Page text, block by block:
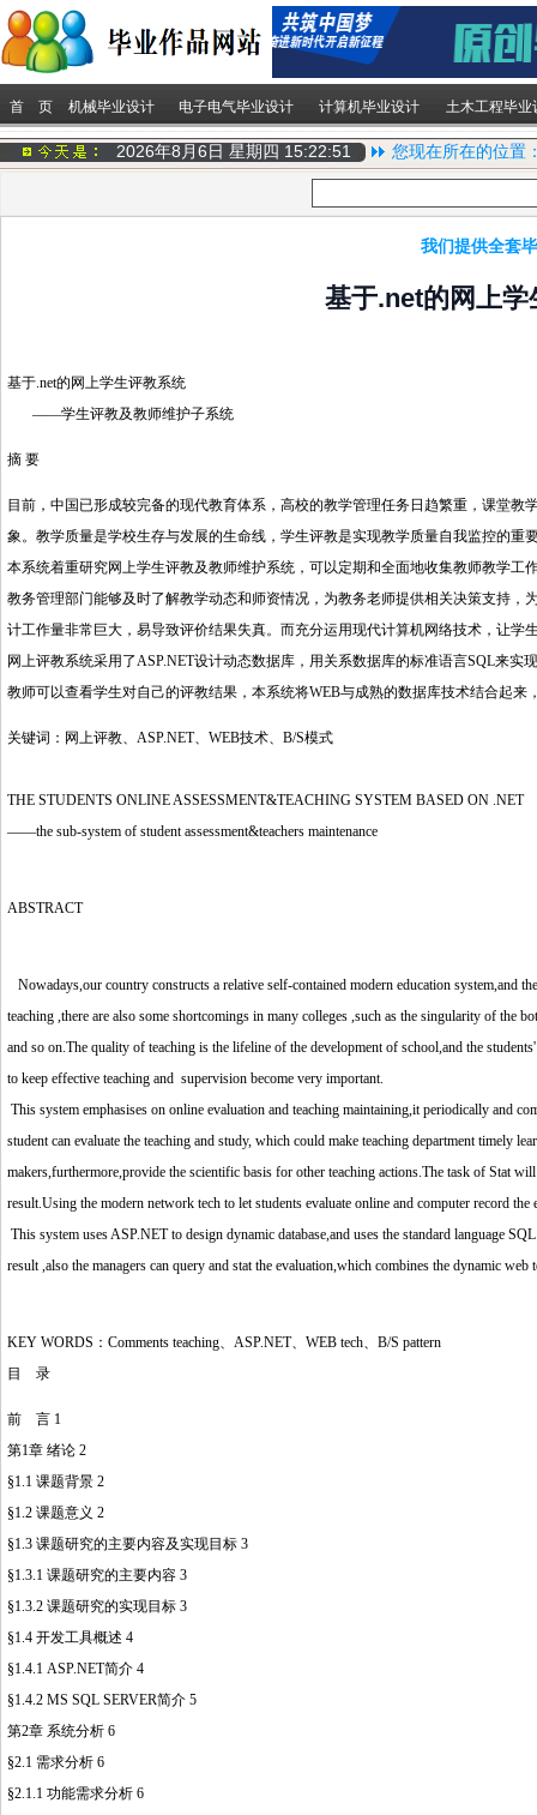
首 页 机械毕业设计 电子电气毕业设计 计算机毕业设计 土木工程毕业
2026年8月6日 星期四 15:22:52 您现在所在的位置
我们提供全套
基于.net的网上
基于.net的网上学生评教系统
——学生评教及教师维护子系统
摘 要
目前，中国已形成较完备的现代教育体系，高校的教学管理任务日趋繁重，课堂
象。教学质量是学校生存与发展的生命线，学生评教是实现教学质量自我监控的
本系统着重研究网上学生评教及教师维护系统，可以定期和全面地收集教师教学
教务管理部门能够及时了解教学动态和师资情况，为教务老师提供相关决策支持
计工作量非常巨大，易导致评价结果失真。而充分运用现代计算机网络技术，让
网上评教系统采用了ASP.NET设计动态数据库，用关系数据库的标准语言SQL来
教师可以查看学生对自己的评教结果，本系统将WEB与成熟的数据库技术结合起来
关键词：网上评教、ASP.NET、WEB技术、B/S模式
THE STUDENTS ONLINE ASSESSMENT&TEACHING SYSTEM BASED ON .NET
——the sub-system of student assessment&teachers maintenance
ABSTRACT
Nowadays,our country constructs a relative self-contained modern education system,and
teaching ,there are also some shortcomings in many colleges ,such as the singularity of the
and so on.The quality of teaching is the lifeline of the development of school,and the
to keep effective teaching and supervision become very important.
This system emphasises on online evaluation and teaching maintaining,it periodically and
student can evaluate the teaching and study, which could make teaching department timely
makers,furthermore,provide the scientific basis for other teaching actions.The task of Stat
result.Using the modern network tech to let students evaluate online and computer record the
This system uses ASP.NET to design dynamic database,and uses the standard language
result ,also the managers can query and stat the evaluation,which combines the dynamic
KEY WORDS：Comments teaching、ASP.NET、WEB tech、B/S pattern
目 录
前 言 1
第1章 绪论 2
§1.1 课题背景 2
§1.2 课题意义 2
§1.3 课题研究的主要内容及实现目标 3
§1.3.1 课题研究的主要内容 3
§1.3.2 课题研究的实现目标 3
§1.4 开发工具概述 4
§1.4.1 ASP.NET简介 4
§1.4.2 MS SQL SERVER简介 5
第2章 系统分析 6
§2.1 需求分析 6
§2.1.1 功能需求分析 6